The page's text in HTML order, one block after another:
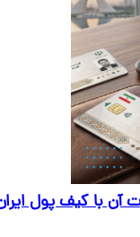
کیف پول ایران